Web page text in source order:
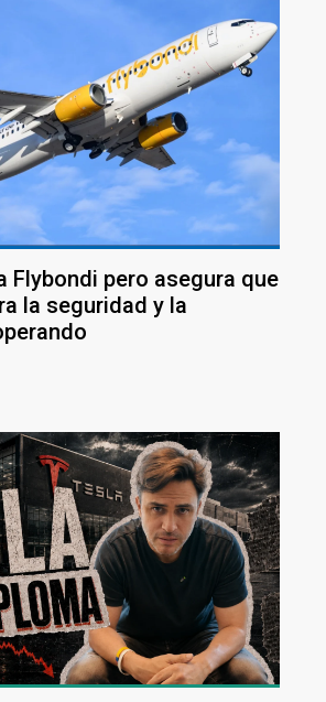
Flybondi pero asegura que
la seguridad y la